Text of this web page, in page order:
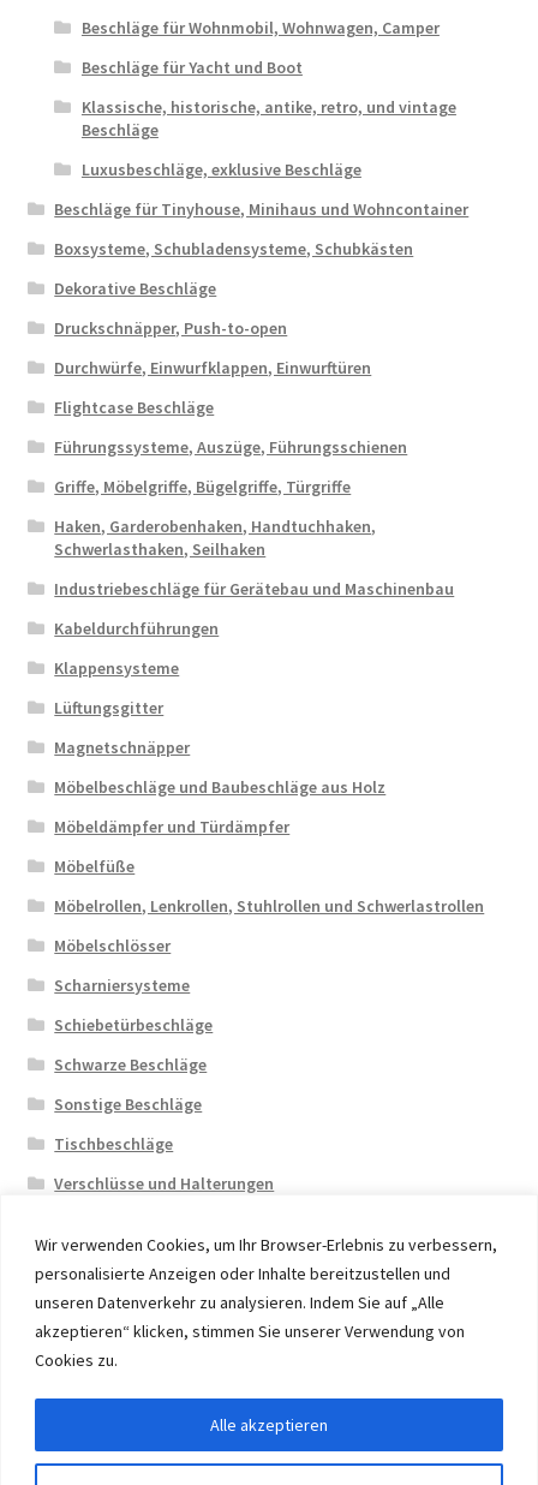
Wir verwenden Cookies, um Ihr Browser-Erlebnis zu verbessern,
personalisierte Anzeigen oder Inhalte bereitzustellen und
unseren Datenverkehr zu analysieren. Indem Sie auf „Alle
akzeptieren“ klicken, stimmen Sie unserer Verwendung von
Cookies zu.
Alle akzeptieren
Beschläge für Wohnmobil, Wohnwagen, Camper
Beschläge für Yacht und Boot
Klassische, historische, antike, retro, und vintage
Beschläge
Luxusbeschläge, exklusive Beschläge
Beschläge für Tinyhouse, Minihaus und Wohncontainer
Boxsysteme, Schubladensysteme, Schubkästen
Dekorative Beschläge
Druckschnäpper, Push-to-open
Durchwürfe, Einwurfklappen, Einwurftüren
Flightcase Beschläge
Führungssysteme, Auszüge, Führungsschienen
Griffe, Möbelgriffe, Bügelgriffe, Türgriffe
Haken, Garderobenhaken, Handtuchhaken,
Schwerlasthaken, Seilhaken
Industriebeschläge für Gerätebau und Maschinenbau
Kabeldurchführungen
Klappensysteme
Lüftungsgitter
Magnetschnäpper
Möbelbeschläge und Baubeschläge aus Holz
Möbeldämpfer und Türdämpfer
Möbelfüße
Möbelrollen, Lenkrollen, Stuhlrollen und Schwerlastrollen
Möbelschlösser
Scharniersysteme
Schiebetürbeschläge
Schwarze Beschläge
Sonstige Beschläge
Tischbeschläge
Verschlüsse und Halterungen
© 2026 Eruon Trade UG, Germany, member of the ERUON